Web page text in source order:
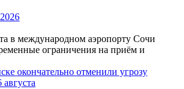
в международном аэропорту Сочи
ограничения на приём и